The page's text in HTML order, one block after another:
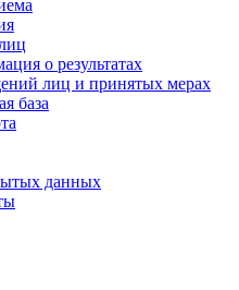
о результатах
лиц и принятых мерах
база
данных